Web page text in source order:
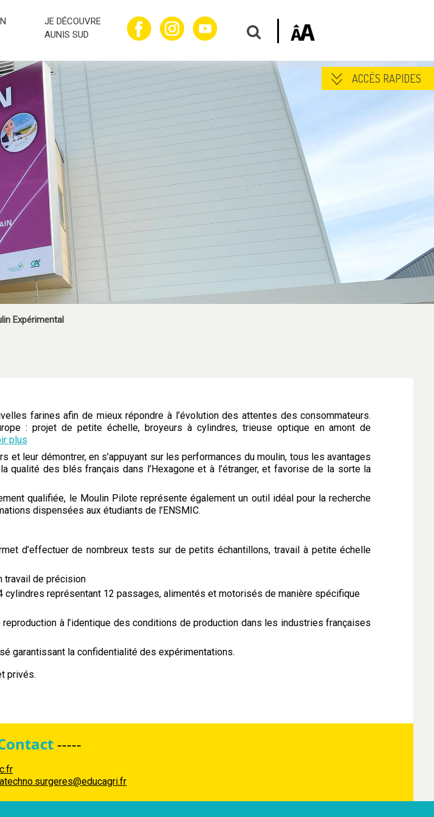
JE DÉCOUVRE
AUNIS SUD
Expérimental
farines afin de mieux répondre à l’évolution des attentes des consommateurs.
: projet de petite échelle, broyeurs à cylindres, trieuse optique en amont de
plus
et leur démontrer, en s’appuyant sur les performances du moulin, tous les avantages
des blés français dans l’Hexagone et à l’étranger, et favorise de la sorte la
qualifiée, le Moulin Pilote représente également un outil idéal pour la recherche
dispensées aux étudiants de l’ENSMIC.
d’effectuer de nombreux tests sur de petits échantillons, travail à petite échelle
travail de précision
représentant 12 passages, alimentés et motorisés de manière spécifique
à l’identique des conditions de production dans les industries françaises
garantissant la confidentialité des expérimentations.
privés.
-----
atechno.surgeres@educagri.fr